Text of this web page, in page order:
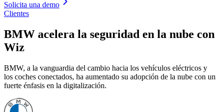
Solicita una demo
Clientes
BMW acelera la seguridad en la nube con
Wiz
BMW, a la vanguardia del cambio hacia los vehículos eléctricos y
los coches conectados, ha aumentado su adopción de la nube con un
fuerte énfasis en la digitalización.